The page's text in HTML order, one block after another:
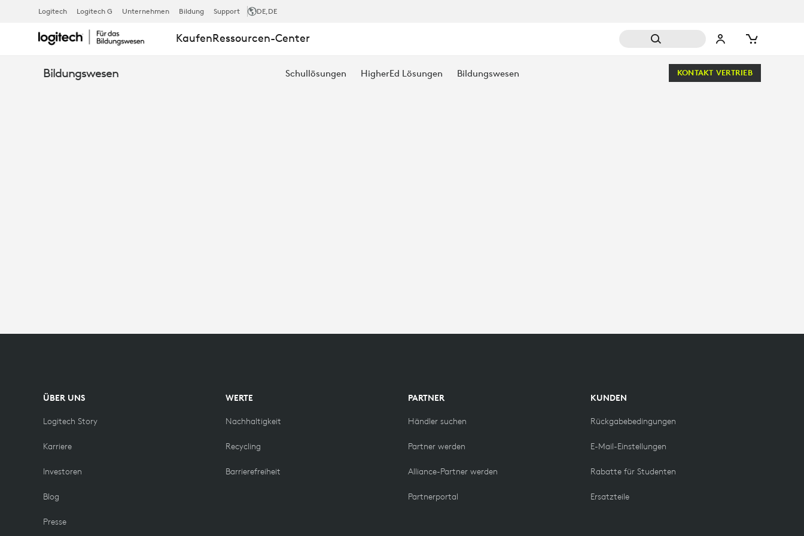
UNLEASH
THE
CONTENT
Logitech Logitech G Unternehmen Bildung Support DE,DE
KaufenRessourcen-Center
Bildungswesen Schullösungen HigherEd Lösungen Bildungswesen KONTAKT VERTRIEB
ÜBER UNS
Logitech Story
Karriere
Investoren
Blog
Presse
WERTE
Nachhaltigkeit
Recycling
Barrierefreiheit
PARTNER
Händler suchen
Partner werden
Alliance-Partner werden
Partnerportal
KUNDEN
Rückgabebedingungen
E-Mail-Einstellungen
Rabatte für Studenten
Ersatzteile